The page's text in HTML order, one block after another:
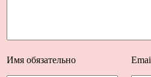
Имя обязательно